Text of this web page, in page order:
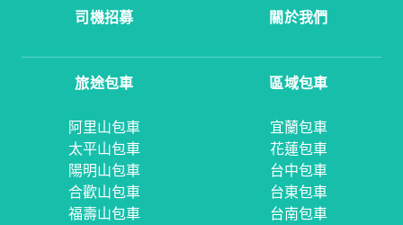
司機招募
關於我們
旅途包車
阿里山包車
太平山包車
陽明山包車
合歡山包車
福壽山包車
區域包車
宜蘭包車
花蓮包車
台中包車
台東包車
台南包車